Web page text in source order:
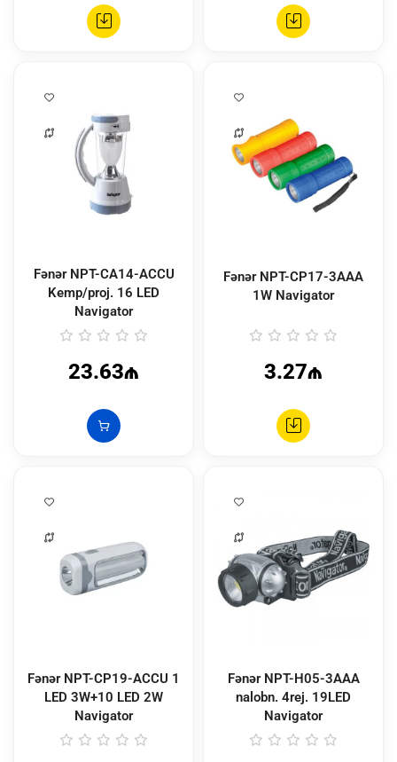
Fənər NPT-CA14-ACCU
Kemp/proj. 16 LED
Navigator
23.63₼
Fənər NPT-CP17-3AAA
1W Navigator
3.27₼
Fənər NPT-CP19-ACCU 1
LED 3W+10 LED 2W
Navigator
Fənər NPT-H05-3AAA
nalobn. 4rej. 19LED
Navigator